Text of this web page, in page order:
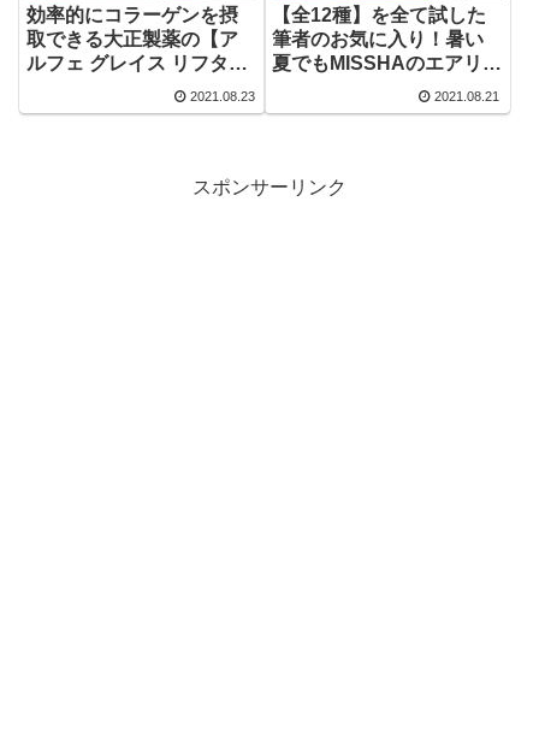
効率的にコラーゲンを摂
取できる大正製薬の【ア
ルフェ グレイス リフター
ナル】味は？決め手は？
他と何が違うの？お得な
2021.08.23
【全12種】を全て試した
筆者のお気に入り！暑い
夏でもMISSHAのエアリー
シートマスクでダメージ
レスなお肌に！【保湿ケ
2021.08.21
スポンサーリンク